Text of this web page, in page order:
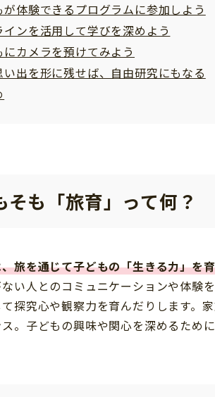
が体験できるプログラムに参加しよう
インを活用して学びを深めよう
にカメラを預けてみよう
い出を形に残せば、自由研究にもなる
そも「旅育」って何？
旅を通じて子どもの「生きる力」を
ない人とのコミュニケーションや体験
探究心や観察力を育んだりします。
。子どもの興味や関心を深めるため